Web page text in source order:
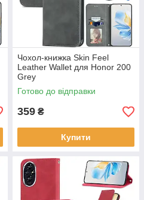
Чохол-книжка Skin Feel
Leather Wallet для Honor 200
Grey
Готово до відправки
359 ₴
Купити